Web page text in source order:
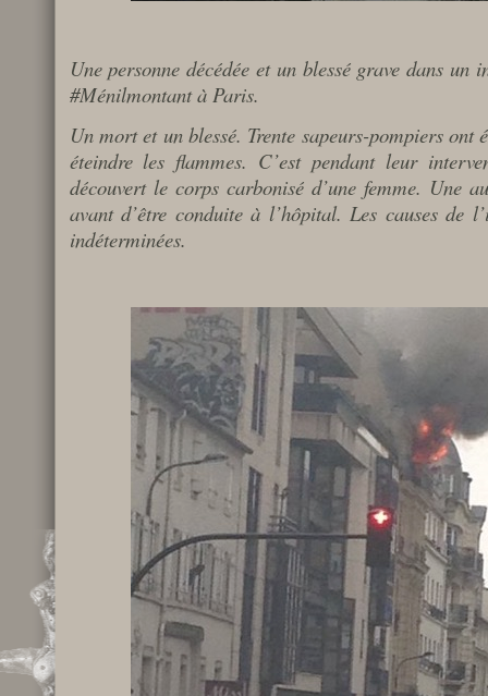
Une personne décédée et un blessé grave dans un
#Ménilmontant àParis.
Un mort et un blessé. Trente sapeurs-pompiers ont
éteindre les flammes. C’est pendant leur
découvert le corps carbonisé d’une femme. Une
avant d’être conduite à l’hôpital. Les causes de
indéterminées.